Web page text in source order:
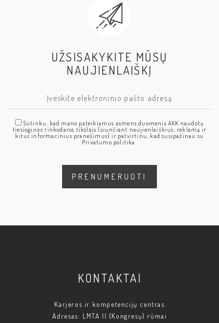
UŽSISAKYKITE MŪSŲ
NAUJIENLAIŠKĮ
Sutinku, kad mano pateikiamus asmens duomenis AKK naudotų
tiesioginės rinkodaros tikslais (siunčiant naujienlaiškius, reklamą ir
kitus informacinius pranešimus) ir patvirtinu, kad susipažinau su
Privatumo politika.
KONTAKTAI
Karjeros ir kompetencijų centras
Adresas: LMTA II (Kongresų) rūmai